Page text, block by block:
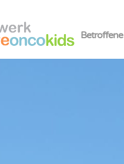
Betroffene